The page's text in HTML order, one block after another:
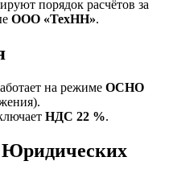
порядок расчётов за
ООО «ТехНН».
на режиме ОСНО
НДС 22 %.
Юридических